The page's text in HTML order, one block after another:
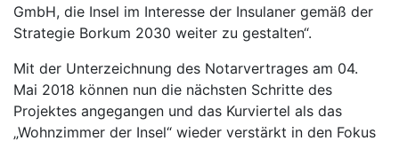
GmbH, die Insel im Interesse der Insulaner gemäß der
Strategie Borkum 2030 weiter zu gestalten“.
Mit der Unterzeichnung des Notarvertrages am 04.
Mai 2018 können nun die nächsten Schritte des
Projektes angegangen und das Kurviertel als das
„Wohnzimmer der Insel“ wieder verstärkt in den Fokus